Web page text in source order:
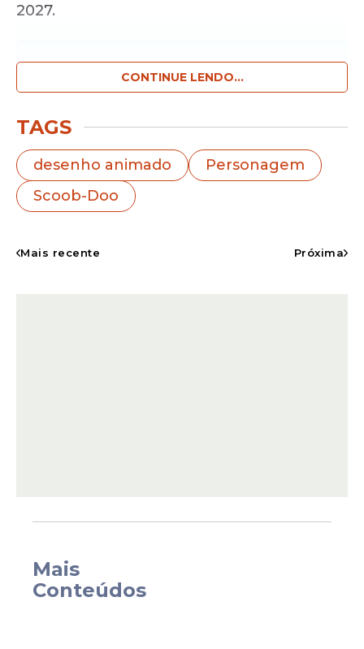
2027.
Notícias pelo WhatsApp
Receba as notícias exclusivas do
de Prefeiturapelo nosso canal.
Diferentemente de produções recentes
que apostam fortemente em computação
como um cão real. A expectativa é que
CONTINUE LENDO...
TAGS
desenho animado
Personagem
Scoob-Doo
Mais recente Próxima
Mais
Conteúdos